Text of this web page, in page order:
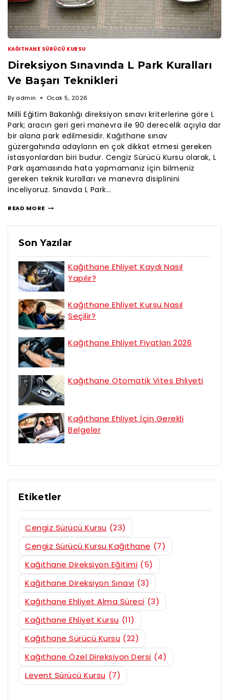
KAĞITHANE SÜRÜCÜ KURSU
Direksiyon Sınavında L Park Kuralları
Ve Başarı Teknikleri
By admin Ocak 5, 2026
Milli Eğitim Bakanlığı direksiyon sınavı kriterlerine göre L
Park; aracın geri geri manevra ile 90 derecelik açıyla dar
bir alana park edilmesidir. Kağıthane sınav
güzergahında adayların en çok dikkat etmesi gereken
istasyonlardan biri budur. Cengiz Sürücü Kursu olarak, L
Park aşamasında hata yapmamanız için bilmeniz
gereken teknik kuralları ve manevra disiplinini
inceliyoruz. Sınavda L Park…
READ MORE
Son Yazılar
Kağıthane Ehliyet Kaydı Nasıl
Yapılır?
Kağıthane Ehliyet Kursu Nasıl
Seçilir?
Kağıthane Ehliyet Fiyatları 2026
Kağıthane Otomatik Vites Ehliyeti
Kağıthane Ehliyet İçin Gerekli
Belgeler
Etiketler
Cengiz Sürücü Kursu (23)
Cengiz Sürücü Kursu Kağıthane (7)
Kağıthane Direksiyon Eğitimi (5)
Kağıthane Direksiyon Sınavı (3)
Kağıthane Ehliyet Alma Süreci (3)
Kağıthane Ehliyet Kursu (11)
Kağıthane Sürücü Kursu (22)
Kağıthane Özel Direksiyon Dersi (4)
Levent Sürücü Kursu (7)